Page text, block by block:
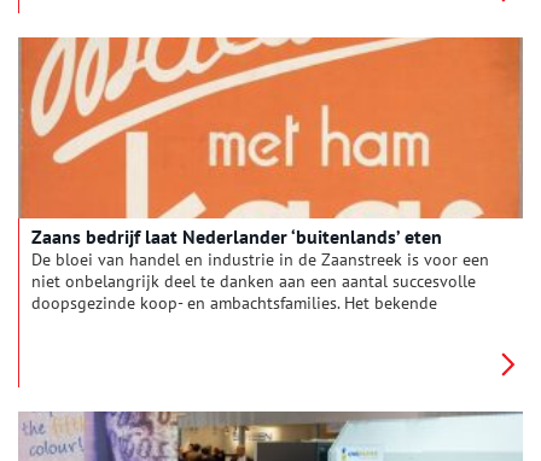
Zaans bedrijf laat Nederlander ‘buitenlands’ eten
De bloei van handel en industrie in de Zaanstreek is voor een
niet onbelangrijk deel te danken aan een aantal succesvolle
doopsgezinde koop- en ambachtsfamilies. Het bekende